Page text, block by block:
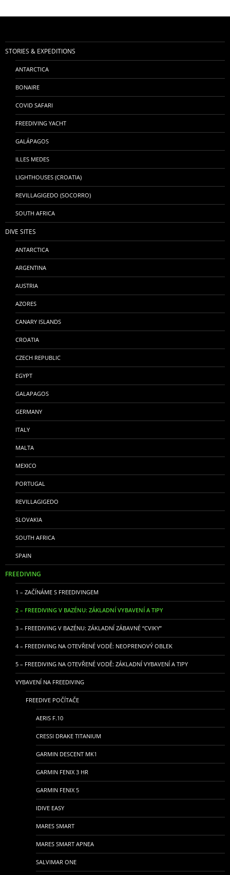
STORIES & EXPEDITIONS
ANTARCTICA
BONAIRE
COVID SAFARI
FREEDIVING YACHT
GALÁPAGOS
ILLES MEDES
LIGHTHOUSES (CROATIA)
REVILLAGIGEDO (SOCORRO)
SOUTH AFRICA
DIVE SITES
ANTARCTICA
ARGENTINA
AUSTRIA
AZORES
CANARY ISLANDS
CROATIA
CZECH REPUBLIC
EGYPT
GALAPAGOS
GERMANY
ITALY
MALTA
MEXICO
PORTUGAL
REVILLAGIGEDO
SLOVAKIA
SOUTH AFRICA
SPAIN
FREEDIVING
1 – ZAČÍNÁME S FREEDIVINGEM
2 – FREEDIVING V BAZÉNU: ZÁKLADNÍ VYBAVENÍ A TIPY
3 – FREEDIVING V BAZÉNU: ZÁKLADNÍ ZÁBAVNÉ “CVIKY”
4 – FREEDIVING NA OTEVŘENÉ VODĚ: NEOPRENOVÝ OBLEK
5 – FREEDIVING NA OTEVŘENÉ VODĚ: ZÁKLADNÍ VYBAVENÍ A TIPY
VYBAVENÍ NA FREEDIVING
FREEDIVE POČÍTAČE
AERIS F.10
CRESSI DRAKE TITANIUM
GARMIN DESCENT MK1
GARMIN FENIX 3 HR
GARMIN FENIX 5
IDIVE EASY
MARES SMART
MARES SMART APNEA
SALVIMAR ONE